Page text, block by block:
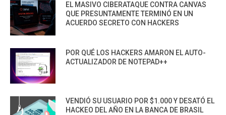
EL MASIVO CIBERATAQUE CONTRA CANVAS
QUE PRESUNTAMENTE TERMINÓ EN UN
ACUERDO SECRETO CON HACKERS
POR QUÉ LOS HACKERS AMARON EL AUTO-
ACTUALIZADOR DE NOTEPAD++
VENDIÓ SU USUARIO POR $1.000 Y DESATÓ EL
HACKEO DEL AÑO EN LA BANCA DE BRASIL